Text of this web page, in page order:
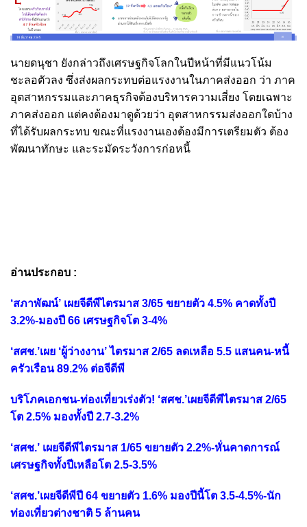
นายดนุชา ยังกล่าวถึงเศรษฐกิจโลกในปีหน้าที่มีแนวโน้ม
ชะลอตัวลง ซึ่งส่งผลกระทบต่อแรงงานในภาคส่งออก ว่า ภาค
อุตสาหกรรมและภาคธุรกิจต้องบริหารความเสี่ยง โดยเฉพาะ
ภาคส่งออก แต่คงต้องมาดูด้วยว่า อุตสาหกรรมส่งออกใดบ้าง
ที่ได้รับผลกระทบ ขณะที่แรงงานเองต้องมีการเตรียมตัว ต้อง
พัฒนาทักษะ และระมัดระวังการก่อหนี้
อ่านประกอบ :
‘สภาพัฒน์’ เผยจีดีพีไตรมาส 3/65 ขยายตัว 4.5% คาดทั้งปี
3.2%-มองปี 66 เศรษฐกิจโต 3-4%
‘สศช.’เผย ‘ผู้ว่างงาน’ ไตรมาส 2/65 ลดเหลือ 5.5 แสนคน-หนี้
ครัวเรือน 89.2% ต่อจีดีพี
บริโภคเอกชน-ท่องเที่ยวเร่งตัว! ‘สศช.’เผยจีดีพีไตรมาส 2/65
โต 2.5% มองทั้งปี 2.7-3.2%
‘สศช.’ เผยจีดีพีไตรมาส 1/65 ขยายตัว 2.2%-หั่นคาดการณ์
เศรษฐกิจทั้งปีเหลือโต 2.5-3.5%
‘สศช.’เผยจีดีพีปี 64 ขยายตัว 1.6% มองปีนี้โต 3.5-4.5%-นัก
ท่องเที่ยวต่างชาติ 5 ล้านคน